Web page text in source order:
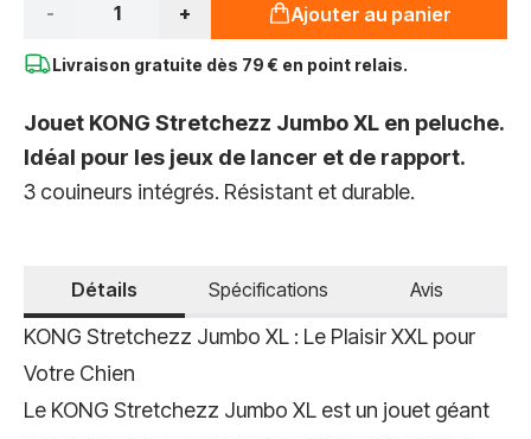
- + Ajouter au panier
Livraison gratuite dès 79 € en point relais.
Jouet KONG Stretchezz Jumbo XL en peluche.
Idéal pour les jeux de lancer et de rapport.
3 couineurs intégrés. Résistant et durable.
Détails Spécifications Avis
KONG Stretchezz Jumbo XL : Le Plaisir XXL pour
Votre Chien
Le KONG Stretchezz Jumbo XL est un jouet géant